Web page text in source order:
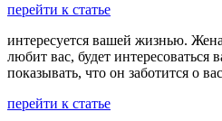
перейти к статье
интересуется вашей жизнью.
любит вас, будет
показывать, что он заботится о
перейти к статье